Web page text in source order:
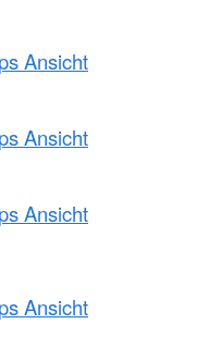
Ansicht
Ansicht
Ansicht
Ansicht